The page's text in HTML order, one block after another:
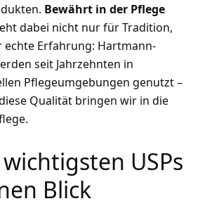
Bewährt in der Pflege
dabei nicht nur für Tradition,
Erfahrung: Hartmann-
seit Jahrzehnten in
Pflegeumgebungen genutzt –
Qualität bringen wir in die
USPs
Blick